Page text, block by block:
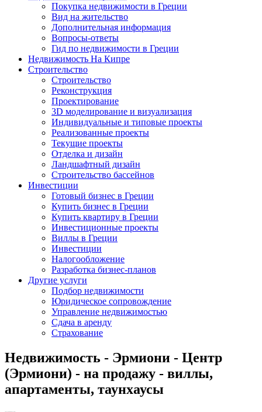
Покупка недвижимости в Греции
Вид на жительство
Дополнительная информация
Вопросы-ответы
Гид по недвижимости в Греции
Недвижимость На Кипре
Строительство
Строительство
Реконструкция
Проектирование
3D моделирование и визуализация
Индивидуальные и типовые проекты
Реализованные проекты
Текущие проекты
Отделка и дизайн
Ландшафтный дизайн
Строительство бассейнов
Инвестиции
Готовый бизнес в Греции
Купить бизнес в Греции
Купить квартиру в Греции
Инвестиционные проекты
Виллы в Греции
Инвестиции
Налогообложение
Разработка бизнес-планов
Другие услуги
Подбор недвижимости
Юридическое сопровождение
Управление недвижимостью
Сдача в аренду
Страхование
Недвижимость - Эрмиони - Центр
(Эрмиони) - на продажу - виллы,
апартаменты, таунхаусы